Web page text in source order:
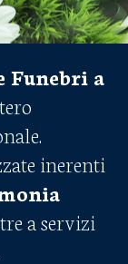
Funebri a
inerenti
a servizi